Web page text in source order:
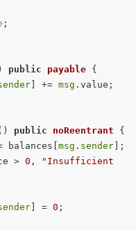
;
) public payable {
] += msg .value;
) public noReentrant
{
balances[ msg . sender ];
> 0 ,
"Insufficient
] = 0 ;